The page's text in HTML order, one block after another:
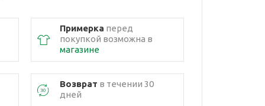
Примерка перед
покупкой возможна в
магазине
Возврат в течении 30
дней